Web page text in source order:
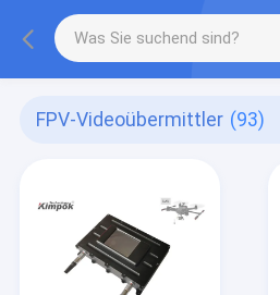
FPV-Videoübermittler (93)